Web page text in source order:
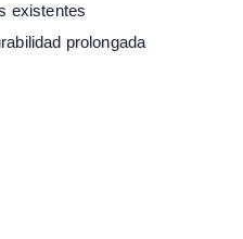
existentes
prolongada